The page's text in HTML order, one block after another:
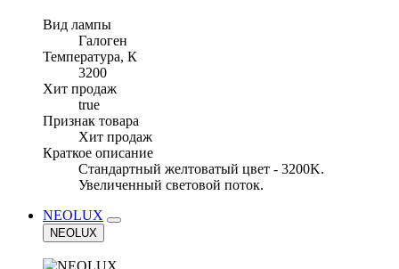
Вид лампы
Галоген
Температура, К
3200
Хит продаж
true
Признак товара
Хит продаж
Краткое описание
Стандартный желтоватый цвет - 3200K.
Увеличенный световой поток.
NEOLUX
NEOLUX